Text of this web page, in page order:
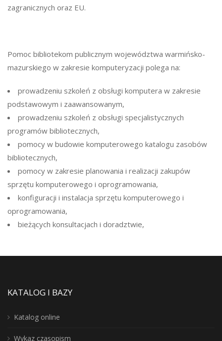
zagranicznych oraz EU.
Pomoc bibliotekom publicznym województwa warmińsko-
mazurskiego w zakresie komputeryzacji polega na:
prowadzeniu szkoleń z obsługi komputera w zakresie
podstawowym i zaawansowanym,
prowadzeniu szkoleń z obsługi specjalistycznych
programów bibliotecznych,
pomocy w budowie komputerowego katalogu zasobów
bibliotecznych,
pomocy w zakresie planowania i realizacji zakupów
sprzętu komputerowego i oprogramowania,
konfiguracji i instalacja sprzętu komputerowego i
oprogramowania,
bieżących konsultacjach i doradztwie,
KATALOG I BAZY
Katalog online
Wykaz czasopism